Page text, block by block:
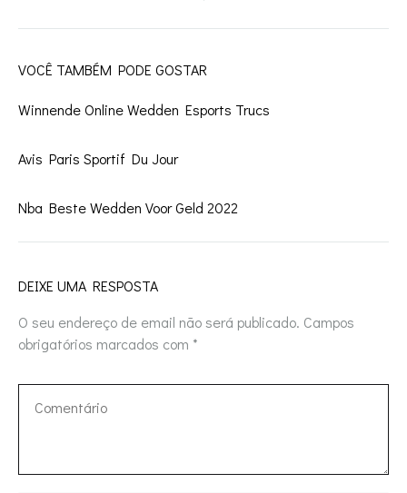
VOCÊ TAMBÉM PODE GOSTAR
Winnende Online Wedden Esports Trucs
Avis Paris Sportif Du Jour
Nba Beste Wedden Voor Geld 2022
DEIXE UMA RESPOSTA
O seu endereço de email não será publicado. Campos
obrigatórios marcados com *